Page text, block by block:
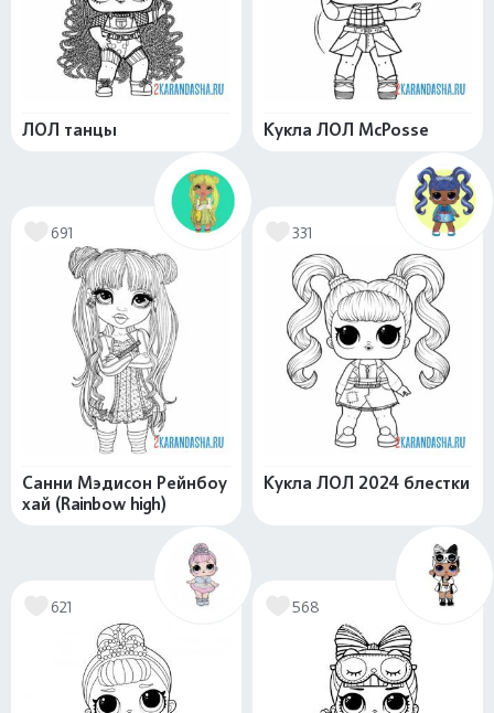
ЛОЛ танцы Кукла ЛОЛ McPosse
691
Санни Мэдисон Рейнбоу
хай (Rainbow high)
331
Кукла ЛОЛ 2024 блестки
621 568